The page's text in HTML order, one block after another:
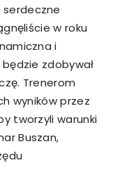
w roku
i
zdobywał
Trenerom
wyników przez
tworzyli warunki
Buszan,